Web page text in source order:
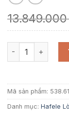
Lò nướng âm tủ
Mã sản phẩm:
Danh mục: Hafele